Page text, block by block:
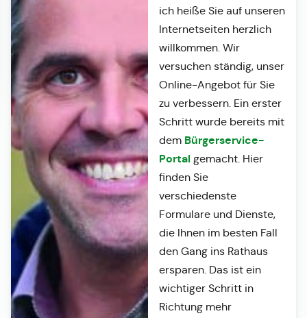
ich heiße Sie auf unseren
Internetseiten herzlich
willkommen. Wir
versuchen ständig, unser
Online-Angebot für Sie
zu verbessern. Ein erster
Schritt wurde bereits mit
dem Bürgerservice-
Portalgemacht. Hier
finden Sie
verschiedenste
Formulare und Dienste,
die Ihnen im besten Fall
den Gang ins Rathaus
ersparen. Das ist ein
wichtiger Schritt in
Richtung mehr